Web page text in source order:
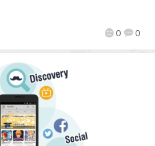
0 0